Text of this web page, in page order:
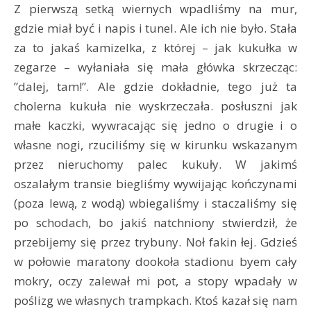
Z pierwszą setką wiernych wpadliśmy na mur,
gdzie miał być i napis i tunel. Ale ich nie było. Stała
za to jakaś kamizelka, z której – jak kukułka w
zegarze – wyłaniała się mała główka skrzecząc:
”dalej, tam!”. Ale gdzie dokładnie, tego już ta
cholerna kukuła nie wyskrzeczała. posłuszni jak
małe kaczki, wywracając się jedno o drugie i o
własne nogi, rzuciliśmy się w kirunku wskazanym
przez nieruchomy palec kukuły. W jakimś
oszalałym transie biegliśmy wywijając kończynami
(poza lewą, z wodą) wbiegaliśmy i staczaliśmy się
po schodach, bo jakiś natchniony stwierdził, że
przebijemy się przez trybuny. Noł fakin łej. Gdzieś
w połowie maratony dookoła stadionu byem cały
mokry, oczy zalewał mi pot, a stopy wpadały w
poślizg we własnych trampkach. Ktoś kazał się nam